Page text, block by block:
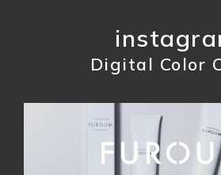
Digital Color